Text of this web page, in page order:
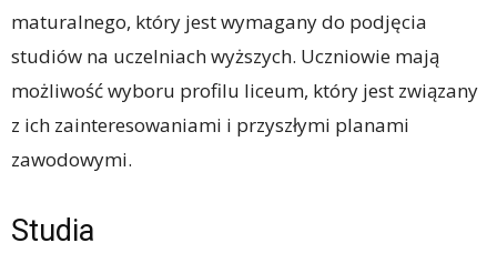
maturalnego, który jest wymagany do podjęcia
studiów na uczelniach wyższych. Uczniowie mają
możliwość wyboru profilu liceum, który jest związany
z ich zainteresowaniami i przyszłymi planami
zawodowymi.
Studia